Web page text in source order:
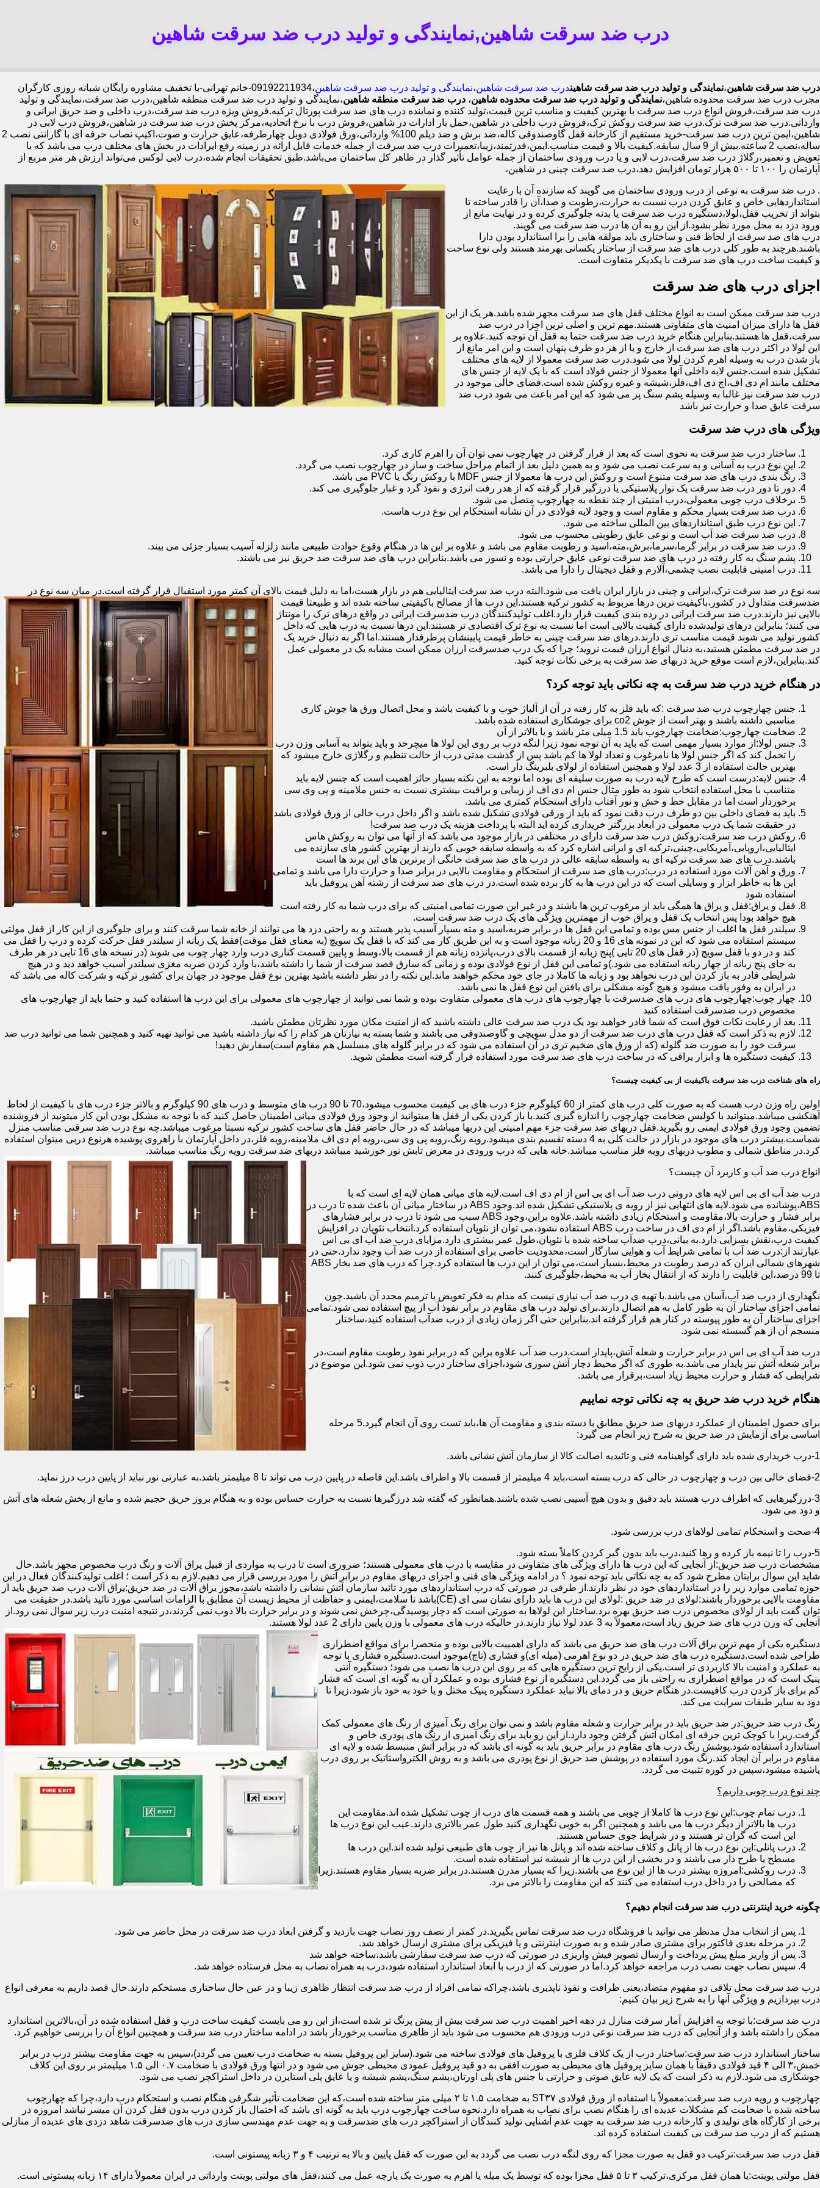
درب ضد سرقت شاهین,نمایندگی و تولید درب ضد سرقت شاهین
درب ضد سرقت شاهین،نمایندگی و تولید درب ضد سرقت شاهیندرب ضد سرقت شاهین،نمایندگی و تولید درب ضد سرقت شاهین
،09192211934-خانم تهرانی-با تخفیف مشاوره رایگان شبانه روزی کارگران
مجرب درب ضد سرقت محدوده شاهین،نمایندگی و تولید درب ضد سرقت محدوده شاهین، درب ضد سرقت منطقه شاهین،نمایندگی و تولید درب ضد سرقت منطقه شاهین،درب ضد سرقت،نمایندگی و تولید
درب ضد سرقت،فروش انواع درب ضد سرقت با بهترین کیفیت و مناسب ترین قیمت،تولید کننده و نماینده درب های ضد سرقت پورتال ترکیه.فروش ویژه درب ضد سرقت،درب داخلی و ضد حریق ایرانی و
وارداتی.درب ضد سرقت ترک.درب ضد سرقت روکش ترک،فروش درب داخلی در شاهین،حمل بار ادارات در شاهین،فروش درب با نرخ اتحادیه،مرکز پخش درب ضد سرقت در شاهین،فروش درب لابی در
شاهین،ایمن ترین درب ضد سرقت-خرید مستقیم از کارخانه قفل گاوصندوقی کاله،ضد برش و ضد دیلم 100% وارداتی،ورق فولادی دوبل چهارطرفه،عایق حرارت و صوت،اکیپ نصاب حرفه ای با گارانتی نصب 2
ساله،نصب 2 ساعته.بیش از 9 سال سابقه.کیفیت بالا و قیمت مناسب.ایمن،قدرتمند،زیبا،تعمیرات درب ضد سرقت از جمله خدمات قابل ارائه در زمینه رفع ایرادات در بخش های مختلف درب می باشد که با
تعویض و تعمیر،رگلاژ درب ضد سرقت،درب لابی و یا درب ورودی ساختمان از جمله عوامل تأثیر گذار در ظاهر کل ساختمان می‌باشد.طبق تحقیقات انجام شده،درب لابی لوکس می‌تواند ارزش هر متر مربع از
آپارتمان را ۱۰۰ تا ۵۰۰ هزار تومان افزایش دهد،درب ضد سرقت چینی در شاهین،
. درب ضد سرقت به نوعی از درب ورودی ساختمان می گویند که سازنده آن با رعایت
استانداردهایی خاص و عایق کردن درب نسبت به حرارت،رطوبت و صدا،آن را قادر ساخته تا
بتواند از تخریب قفل،لولا،دستگیره درب ضد سرقت یا بدنه جلوگیری کرده و در نهایت مانع از
ورود دزد به محل مورد نظر بشود.از این رو به آن ها درب ضد سرقت می گویند.
درب های ضد سرقت از لحاظ فنی و ساختاری باید مولفه هایی را برا استاندارد بودن دارا
باشند.هرچند به طور کلی درب های ضد سرقت از ساختار یکسانی بهرمند هستند ولی نوع ساخت
و کیفیت ساخت درب های ضد سرقت با یکدیکر متفاوت است.
اجزای درب های ضد سرقت
درب ضد سرقت ممکن است به انواع مختلف قفل های ضد سرقت مجهز شده باشد.هر یک از این
قفل ها دارای میزان امنیت های متفاوتی هستند.مهم ترین و اصلی ترین اجزا در درب ضد
سرقت،قفل ها هستند.بنابراین هنگام خرید درب ضد سرقت حتما به قفل آن توجه کنید.علاوه بر
این لولا در اکثر درب های ضد سرقت از خارج و یا از هر دو طرف پنهان است و این امر مانع از
باز شدن درب به وسیله اهرم کردن لولا می شود.درب ضد سرقت معمولا از لایه های مختلف
تشکیل شده است.جنس لایه داخلی آنها معمولا از جنس فولاد است که با یک لایه از جنس های
مختلف مانند ام دی اف،اچ دی اف،فلز،شیشه و غیره روکش شده است.فضای خالی موجود در
درب ضد سرقت نیز غالبا به وسیله پشم سنگ پر می شود که این امر باعث می شود درب ضد
سرقت عایق صدا و حرارت نیز باشد
ویژگی های درب ضد سرقت
ساختار درب ضد سرقت به نحوی است که بعد از قرار گرفتن در چهارچوب نمی توان آن را اهرم کاری کرد.
این نوع درب به آسانی و به سرعت نصب می شود و به همین دلیل بعد از اتمام مراحل ساخت و ساز در چهارچوب نصب می گردد.
رنگ بندی درب های ضد سرقت متنوع است و روکش این درب ها معمولا از جنس MDF با روکش رنگ یا PVC می باشد.
دور تا دور درب ضد سرقت یک نوار پلاستیکی یا درزگیر قرار گرفته که از هدر رفت انرژی و نفوذ گرد و غبار جلوگیری می کند.
برخلاف درب چوبی معمولی،درب امنیتی از چند نقطه به چهارچوب متصل می شود.
درب ضد سرقت بسیار محکم و مقاوم است و وجود لایه فولادی در آن نشانه استحکام این نوع درب هاست.
این نوع درب طبق استانداردهای بین المللی ساخته می شود.
درب ضد سرقت ضد آب است و نوعی عایق رطوبتی محسوب می شود.
درب ضد سرقت در برابر گرما،سرما،برش،مته،اسید و رطوبت مقاوم می باشد و علاوه بر این ها در هنگام وقوع حوادث طبیعی مانند زلزله آسیب بسیار جزئی می بیند.
پشم سنگ به کار رفته در درب های ضد سرقت نوعی عایق حرارتی بوده و نسوز می باشد.بنابراین درب های ضد سرقت ضد حریق نیز می باشند.
درب امنیتی قابلیت نصب چشمی،آلارم و قفل دیجیتال را دارا می باشد.
سه نوع در ضد سرقت ترک،ایرانی و چینی در بازار ایران یافت می شود.البته درب ضد سرقت ایتالیایی هم در بازار هست،اما به دلیل قیمت بالای آن کمتر مورد استقبال قرار گرفته است.در میان سه نوع در
ضدسرقت متداول در کشور،باکیفیت ترین درها مربوط به کشور ترکیه هستند.این درب ها از مصالح باکیفیتی ساخته شده اند و طبیعتا قیمت
بالایی نیز دارند.درب ضد سرقت ایرانی در رده بندی کیفیت قرار دارد.اغلب تولیدکنندگان درب ضدسرقت ایرانی در واقع درهای ترک را مونتاژ
می کنند؛ بنابراین درهای تولیدشده دارای کیفیت بالایی است اما نسبت به نوع ترک اقتصادی تر هستند.این درها نسبت به درب هایی که داخل
کشور تولید می شوند قیمت مناسب تری دارند.درهای ضد سرقت چینی به خاطر قیمت پایینشان پرطرفدار هستند.اما اگر به دنبال خرید یک
در ضد سرقت مطمئن هستید،به دنبال انواع ارزان قیمت نروید؛ چرا که یک درب ضدسرقت ارزان ممکن است مشابه یک در معمولی عمل
کند.بنابراین،لازم است موقع خرید دربهای ضد سرقت به برخی نکات توجه کنید.
در هنگام خرید درب ضد سرقت به چه نکاتی باید توجه کرد؟
جنس چهارچوب درب ضد سرقت :که باید فلز به کار رفته در آن از آلیاژ خوب و با کیفیت باشد و محل اتصال ورق ها جوش کاری
مناسبی داشته باشند و بهتر است از جوش co2 برای جوشکاری استفاده شده باشد.
ضخامت چهارچوب:ضخامت چهارچوب باید 1.5 میلی متر باشد و یا بالاتر از آن
جنس لولا:از موارد بسیار مهمی است که باید به آن توجه نمود زیرا لنگه درب بر روی این لولا ها میچرخد و باید بتواند به آسانی وزن درب
را تحمل کند که اگر جنس لولا ها نامرغوب و تعداد لولا ها کم باشد پس از گذشت مدتی درب از حالت تنظیم و رگلاژی خارج میشود که
بهترین حالت استفاده از 3 عدد لولا و همچنین استفاده از لولای بلبرینگ دار است.
جنس لایه:درست است که طرح لایه درب به صورت سلیقه ای بوده اما توجه به این نکته بسیار حائز اهمیت است که جنس لایه باید
متناسب با محل استفاده انتخاب شود به طور مثال جنس ام دی اف از زیبایی و براقیت بیشتری نسبت به جنس ملامینه و پی وی سی
برخوردار است اما در مقابل خط و خش و نور آفتاب دارای استحکام کمتری می باشد.
باید به فضای داخلی بین دو طرف درب دقت نمود که باید از ورقی فولادی تشکیل شده باشد و اگر داخل درب خالی از ورق فولادی باشد
در حقیقت شما یک درب معمولی در ابعاد بزرگتر خریداری کرده اید البته با پرداخت هزینه یک درب ضد سرقت!
روکش درب ضد سرقت:روکش درب ضد سرقت دارای در مختلفی در بازار موجود می باشد که از آنها می توان به روکش هاس
ایتالیایی،اروپایی،آمریکایی،چینی،ترکیه ای و ایرانی اشاره کرد که به واسطه سابقه خوبی که دارند از بهترین کشور های سازنده می
باشند.درب های ضد سرقت ترکیه ای به واسطه سابقه عالی در درب های ضد سرقت خانگی از برترین های این برند ها است
ورق و آهن آلات مورد استفاده در درب:درب های ضد سرقت از استحکام و مقاومت بالایی در برابر صدا و حرارت دارا می باشد و تمامی
این ها به خاطر ابزار و وسایلی است که در این درب ها به کار برده شده است.در درب های ضد سرقت از رشته آهن پروفیل باید
استفاده شود
قفل و یراق:قفل و یراق ها همگی باید از مرغوب ترین ها باشند و در غیر این صورت تمامی امنیتی که برای درب شما به کار رفته است
هیچ خواهد بود! پس انتخاب یک قفل و یراق خوب از مهمترین ویژگی های یک درب ضد سرقت است.
سیلندر قفل ها اغلب از جنس مس بوده و تمامی این قفل ها در برابر ضربه،اسید و مته بسیار آسیب پذیر هستند و به راحتی دزد ها می توانند از خانه شما سرقت کنند و برای جلوگیری از این کار از قفل مولتی
سیستم استفاده می شود که این در نمونه های 16 و 20 زبانه موجود است و به این طریق کار می کند که با قفل یک سویچ (به معنای قفل موقت)فقط یک زبانه از سیلندر قفل حرکت کرده و درب را قفل می
کند و در دو با قفل سویچ (در قفل های 20 تایی )پنج زبانه از قسمت بالای درب،پانزده زبانه هم از قسمت بالا،وسط و پایین قسمت کناری درب وارد چهار چوب می شوند (در نسخه های 16 تایی در هر طرف
به جای پنج زبانه از چهار زبانه استفاده می شود.)و تمامی این قفل از نوع فولادی بوده و زمانی که سارق قصد سرقت از شما را داشته باشد،با وارد کردن ضربه مغزی سیلندر آسیب خواهد دید و در هیچ
شرایطی قادر به باز کردن این درب نخواهد بود و زبانه ها کاملا در جای خود محکم خواهند ماند.این نکته را در نظر داشته باشید بهترین نوع قفل موجود در جهان برای کشور ترکیه و شرکت کاله می باشد که
در ایران به وفور یافت میشود و هیچ گونه مشکلی برای یافتن این نوع قفل ها نمی باشد.
چهار چوب:چهارچوب های درب های ضدسرقت با چهارچوب های درب های معمولی متفاوت بوده و شما نمی توانید از چهارچوب های معمولی برای این درب ها استفاده کنید و حتما باید از چهارچوب های
مخصوص درب ضدسرقت استفاده کنید
بعد از رعایت نکات فوق است که شما قادر خواهید بود یک درب ضد سرقت عالی داشته باشید که از امنیت مکان مورد نظرتان مطمئن باشید.
لازم به ذکر است که قفل درب های درب ضد سرقت از دو مدل سویچی و گاوصندوقی می باشند و شما بسته به نیازتان هر کدام را که نیاز داشته باشید می توانید تهیه کنید و همچنین شما می توانید درب ضد
سرقت خود را به صورت ضد گلوله (که از ورق های ضخیم تری در آن استفاده می شود که در برابر گلوله های مسلسل هم مقاوم است)سفارش دهید!
کیفیت دستگیره ها و ابزار یراقی که در ساخت درب های ضد سرقت مورد استفاده قرار گرفته است مطمئن شوید.
راه های شناخت درب ضد سرقت باکیفیت از بی کیفیت چیست؟
اولین راه وزن درب هست که به صورت کلی درب های کمتر از 60 کیلوگرم جزء درب های بی کیفیت محسوب میشود،70 تا 90 درب های متوسط و درب های 90 کیلوگرم و بالاتر جزء درب های با کیفیت از لحاظ
آهنکشی میباشد.میتوانید با کولیس ضخامت چهارچوب را اندازه گیری کنید.با باز کردن یکی از قفل ها میتوانید از وجود ورق فولادی میانی اطمینان حاصل کنید که با توجه به مشکل بودن این کار میتونید از فروشنده
تضمین وجود ورق فولادی ایمنی رو بگیرید.قفل دربهای ضد سرقت جزء مهم امنیتی این دربها میباشد که در حال حاضر قفل های ساخت کشور ترکیه نسبتا مرغوب میباشد.چه نوع درب ضد سرقتی مناسب منزل
شماست.بیشتر درب های موجود در بازار در حالت کلی به 4 دسته تقسیم بندی میشود.رویه رنگ،رویه پی وی سی،رویه ام دی اف ملامینه،رویه فلز،در داخل آپارتمان با راهروی پوشیده هرنوع دربی میتوان استفاده
کرد.در مناطق شمالی و مطوب دربهای رویه فلز مناسب میباشد.خانه هایی که درب ورودی در معرض تابش نور خورشید میباشد دربهای ضد سرقت رویه رنگ مناسب میباشد.
انواع درب ضد آب و کاربرد آن چیست؟
درب ضد آب ای بی اس لایه های درونی درب ضد آب ای بی اس از ام دی اف است.لایه های میانی همان لایه ای است که با
ABS،پوشانده می شود.لایه های انتهایی نیز از رویه ی پلاستیکی تشکیل شده اند.وجود ABS در ساختار میانی آن باعث شده تا درب در
برابر فشار و حرارت بالا،مقاومت و استحکام زیادی داشته باشد.علاوه براین،وجود ABS سبب می شود تا درب در برابر فشارهای
فیزیکی،مقاوم باشد.اگر از ام دی اف در ساخت درب ABS استفاده نشود،می توان از نئوپان استفاده کرد.انتخاب نئوپان در افزایش
کیفیت درب،نقش بسزایی دارد.به بیانی،درب ضدآب ساخته شده با نئوپان،طول عمر بیشتری دارد.مزایای درب ضد آب ای بی اس
عبارتند از:درب ضد آب با تمامی شرایط آب و هوایی سازگار است،محدودیت خاصی برای استفاده از درب ضد آب وجود ندارد.حتی در
شهرهای شمالی ایران که درصد رطوبت در محیط،بسیار است،می توان از این درب ها استفاده کرد.چرا که درب های ضد بخار ABS
تا 99 درصد،این قابلیت را دارند که از انتقال بخار آب به محیط،جلوگیری کنند.
نگهداری از درب ضد آب،آسان می باشد.با تهیه ی درب ضد آب نیازی نیست که مدام به فکر تعویض یا ترمیم مجدد آن باشید.چون
تمامی اجزای ساختار آن به طور کامل به هم اتصال دارند.برای تولید درب های مقاوم در برابر نفوذ آب از پیچ استفاده نمی شود.تمامی
اجزای ساختار آن به طور پیوسته در کنار هم قرار گرفته اند.بنابراین حتی اگر زمان زیادی از درب ضدآب استفاده کنید،ساختار
منسجم آن از هم گسسته نمی شود.
درب ضد آب ای بی اس در برابر حرارت و شعله آتش،پایدار است.درب ضد آب علاوه براین که در برابر نفوذ رطوبت مقاوم است،در
برابر شعله آتش نیز پایدار می باشد.به طوری که اگر محیط دچار آتش سوزی شود،اجزای ساختار درب ذوب نمی شود.این موضوع در
شرایطی که فشار و حرارت محیط زیاد است،برقرار می باشد.
هنگام خرید درب ضد حریق به چه نکاتی توجه نماییم
برای حصول اطمینان از عملکرد دربهای ضد حریق مطابق با دسته بندی و مقاومت آن ها،باید تست روی آن انجام گیرد.5 مرحله
اساسی برای آزمایش در ضد حریق به شرح زیر انجام می گیرد:
1-درب خریداری شده باید دارای گواهینامه فنی و تائیدیه اصالت کالا از سازمان آتش نشانی باشد.
2-فضای خالی بین درب و چهارچوب در حالی که درب بسته است،باید 4 میلیمتر از قسمت بالا و اطراف باشد.این فاصله در پایین درب می تواند تا 8 میلیمتر باشد.به عبارتی نور نباید از پایین درب درز نماید.
3-درزگیرهایی که اطراف درب هستند باید دقیق و بدون هیچ آسیبی نصب شده باشند.همانطور که گفته شد درزگیرها نسبت به حرارت حساس بوده و به هنگام بروز حریق حجیم شده و مانع از پخش شعله های آتش
و دود می شود.
4-صحت و استحکام تمامی لولاهای درب بررسی شود.
5-درب را تا نیمه باز کرده و رها کنید،درب باید بدون گیر کردن کاملاً بسته شود.
مشخصات درب ضد حریق:از آنجایی که این درب ها دارای ویژگی های متفاوتی در مقایسه با درب های معمولی هستند؛ ضروری است تا درب به مواردی از قبیل یراق آلات و رنگ درب مخصوص مجهز باشد.حال
شاید این سوال برایتان مطرح شود که به چه نکاتی باید توجه نمود ؟ در ادامه ویژگی های فنی و اجزای دربهای مقاوم در برابر آتش را مورد بررسی قرار می دهیم.لازم به ذکر است ؛ اغلب تولیدکنندگان فعال در این
حوزه تمامی موارد زیر را در استانداردهای خود در نظر دارند.از طرفی در صورتی که درب استانداردهای مورد تائید سازمان آتش نشانی را داشته باشد،مجوز یراق آلات در ضد حریق:یراق آلات درب ضد حریق باید از
مقاومت بالایی برخوردار باشند:لولای در ضد حریق :لولای این درب ها باید دارای نشان سی ای (CE)باشد تا سلامت،ایمنی و حفاظت از محیط زیست آن مطابق با الزامات اساسی مورد تائید باشد.در حقیقت می
توان گفت باید از لولای مخصوص درب ضد حریق بهره برد.ساختار این لولاها به صورتی است که دچار پوسیدگی،چرخش نمی شوند و در برابر حرارت بالا ذوب نمی گردند،در نتیجه امنیت درب زیر سوال نمی رود.از
آنجایی که وزن درب های ضد حریق زیاد است،معمولاً به 3 عدد لولا نیاز دارند.در حالیکه درب های معمولی با وزن پایین دارای 2 عدد لولا هستند.
دستگیره یکی از مهم ترین یراق آلات درب های ضد حریق می باشد که دارای اهمییت بالایی بوده و منحصرا برای مواقع اضطراری
طراحی شده است.دستگیره درب های ضد حریق در دو نوع اهرمی (میله ای)و فشاری (تاچ)موجود است.دستگیره فشاری با توجه
به عملکرد و امنیت بالا کاربردی تر است.یکی از رایج ترین دستگیره هایی که بر روی این درب ها نصب می شود؛ دستگیره آنتی
پنیک است که در مواقع اضطراری به راحتی باز می گردد.این دستگیره از نوع فشاری بوده و عملکرد آن به گونه ای است که فشار
کم برای باز کردن درب کافیست.در هنگام حریق و در دمای بالا نباید عملکرد دستگیره پنیک مختل و یا خود به خود باز شود،زیرا تا
دود به سایر طبقات سرایت می کند.
رنگ درب ضد حریق:در ضد حریق باید در برابر حرارت و شعله مقاوم باشد و نمی توان برای رنگ آمیزی از رنگ های معمولی کمک
گرفت.زیرا با کوچک ترین جرقه ای امکان آتش گرفتن وجود دارد.از این رو باید برای رنگ آمیزی از رنگ های پودری خاص و
استاندارد استفاده شود.پوشش رنگ درب های مقاوم در برابر حریق باید به گونه ای باشد که در برابر آتش منبسط شده و لایه ای
مقاوم در برابر آن ایجاد کند.رنگ مورد استفاده در پوشش ضد حریق از نوع پودری می باشد و به روش الکترواستاتیک بر روی درب
پاشیده میشود،سپس در کوره تثبیت می گردد.
چند نوع درب چوبی داریم؟
درب تمام چوب:این نوع درب ها کاملا از چوبی می باشند و همه قسمت های درب از چوب تشکیل شده اند.مقاومت این
درب ها بالاتر از دیگر درب ها می باشد و همچنین اگر به خوبی نگهداری کنید طول عمر بالاتری دارند.عیب این نوع درب ها
این است که گران تر هستند و در شرایط جوی حساس هستند.
درب پانلی:این نوع درب ها از پانل و کلاف ساخته شده اند و پانل ها نیز از چوب های طبیعی تولید شده اند.این درب ها
مسطح یا طرح دار می باشند و در بخشی از این درب ها از شیشه نیز استفاده شده است.
درب روکشی:امروزه بیشتر درب ها از این نوع می باشند.زیرا که بسیار مدرن هستند.در برابر ضربه بسیار مقاوم هستند.زیرا
که مصالحی را در داخل درب استفاده می کنند که این مقاومت را بالاتر می برد.
چگونه خرید اینترنتی درب ضد سرقت انجام دهیم؟
پس از انتخاب مدل مدنظر می توانید با فروشگاه درب ضد سرقت تماس بگیرید.در کمتر از نصف روز نصاب جهت بازدید و گرفتن ابعاد درب ضد سرقت در محل حاضر می شود.
در مرحله بعدی فاکتور برای مشتری صادر شده و به صورت اینترنتی و یا فیزیکی برای مشتری ارسال خواهد شد.
پس از واریز مبلغ پیش پرداخت و ارسال تصویر فیش واریزی در صورتی که درب ضد سرقت سفارشی باشد،ساخته خواهد شد
سپس نصاب جهت نصب درب مراجعه خواهد کرد.اما در صورتی که از درب با ابعاد استاندارد استفاده شود،درب به همراه نصاب به محل فرستاده خواهد شد.
درب ضد سرقت محل تلاقی دو مفهوم متضاد،یعنی ظرافت و نفوذ ناپذیری باشد،چراکه تمامی افراد از درب ضد سرقت انتظار ظاهری زیبا و در عین حال ساختاری مستحکم دارند.حال قصد داریم به معرفی انواع
درب بپردازیم و ویژگی آنها را به شرح زیر بیان کنیم:
درب ضد سرقت:با توجه به افزایش آمار سرقت منازل در دهه اخیر اهمیت درب ضد سرقت بیش از پیش پرنگ تر شده است،از این رو می بایست کیفیت ساخت درب و قفل استفاده شده در آن،بالاترین استاندارد
ممکن را داشته باشد و از آنجایی که درب ضد سرقت نوعی درب ورودی هم محسوب می شود باید از ظاهری مناسب برخوردار باشد در ادامه ساختار درب ضد سرقت و همچنین انواع آن را بررسی خواهیم کرد.
ساختار استاندارد درب ضد سرقت:ساختار درب از یک کلاف فلزی با پروفیل های فولادی ساخته می شود.(سایز این پروفیل بسته به ضخامت درب تعیین می گردد)،سپس به جهت مقاومت بیشتر درب در برابر
خمش،۳ الی ۴ قید فولادی دقیقاً با همان سایز پروفیل های محیطی به صورت افقی به دو قید پروفیل عمودی محیطی جوش می شود و در انتها ورق فولادی با ضخامت ۰.۷ الی ۱.۵ میلیمتر بر روی این کلاف
جوشکاری می شود.لازم به ذکر است که یک لایه عایق صوتی و حرارتی با جنس های پلی اورتان،پشم سنگ،پشم شیشه و یا عایق پلی استایرن در داخل استراکچر نصب می شود.
چهارچوب و رویه درب ضد سرقت:معمولاً با استفاده از ورق فولادی ST۳۷ به ضخامت ۱.۵ تا ۲ میلی متر ساخته شده است،که این ضخامت تأثیر شگرفی هنگام نصب و استحکام درب دارد،چرا که چهارچوب
ساخته شده با ضخامت کم مشکلات عدیده ای را هنگام نصب برای نصاب به همراه دارد.نحوه ساخت چهارچوب درب باید به گونه ای باشد که احتمال باز کردن درب بدون قفل کردن آن میسر نباشد امروزه در
برخی از کارگاه های تولیدی و کارخانه درب ضد سرقت به جهت عدم آشنایی تولید کنندگان از استراکچر درب های ضدسرقت و به جهت عدم مهندسی سازی درب های ضدسرقت شاهد دزدی های عدیده از منازلی
هستیم که از درب ضد سرقت بی کیفیت استفاده کرده اند.
قفل درب ضد سرقت:ترکیب دو قفل به صورت مجزا که روی لنگه درب نصب می گردد به این صورت که قفل پایین و بالا به ترتیب ۴ و ۳ زبانه پیستونی است.
قفل مولتی پوینت:یا همان قفل مرکزی،ترکیب ۳ تا ۵ قفل مجزا بوده که توسط یک میله یا اهرم به صورت یک پارچه عمل می کنند،قفل های مولتی پوینت وارداتی در ایران معمولاً دارای ۱۴ زبانه پیستونی است.